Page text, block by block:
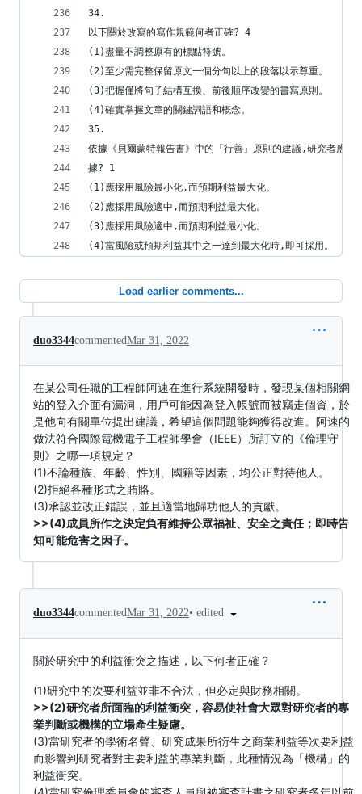
34.
以下關於改寫的寫作規範何者正確? 4
(1)盡量不調整原有的標點符號。
(2)至少需完整保留原文一個分句以上的段落以示尊重。
(3)把握僅將句子結構互換、前後順序改變的書寫原則。
(4)確實掌握文章的關鍵詞語和概念。
35.
依據《貝爾蒙特報告書》中的「行善」原則的建議,研究者應該
據? 1
(1)應採用風險最小化,而預期利益最大化。
(2)應採用風險適中,而預期利益最大化。
(3)應採用風險適中,而預期利益最小化。
(4)當風險或預期利益其中之一達到最大化時,即可採用。
Load earlier comments...
duo3344commentedMar 31, 2022
在某公司任職的工程師阿速在進行系統開發時，發現某個相關網
站的登入介面有漏洞，用戶可能因為登入帳號而被竊走個資，於
是他向有關單位提出建議，希望這個問題能夠獲得改進。阿速的
做法符合國際電機電子工程師學會（IEEE）所訂立的《倫理守
則》之哪一項規定？
(1)不論種族、年齡、性別、國籍等因素，均公正對待他人。
(2)拒絕各種形式之賄賂。
(3)承認並改正錯誤，並且適當地歸功他人的貢獻。
>>(4)成員所作之決定負有維持公眾福祉、安全之責任；即時告
知可能危害之因子。
duo3344commentedMar 31, 2022• edited
關於研究中的利益衝突之描述，以下何者正確？
(1)研究中的次要利益並非不合法，但必定與財務相關。
>>(2)研究者所面臨的利益衝突，容易使社會大眾對研究者的專
業判斷或機構的立場產生疑慮。
(3)當研究者的學術名聲、研究成果所衍生之商業利益等次要利益
而影響到研究者對主要利益的專業判斷，此種情況為「機構」的
利益衝突。